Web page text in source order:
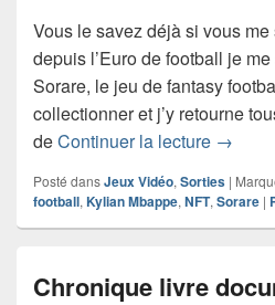
Vous le savez déjà si vous me
depuis l’Euro de football je
Sorare, le jeu de fantasy
collectionner et j’y retourne
deContinuer la lecture →
Posté dansJeux Vidéo, Sorties |
football, Kylian Mbappe, NFT, Sorare |
Chronique livre